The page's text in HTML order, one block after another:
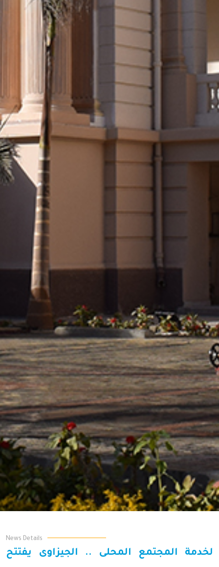
News Details
لخدمة المجتمع المحلى .. الجيزاوى يفتتح